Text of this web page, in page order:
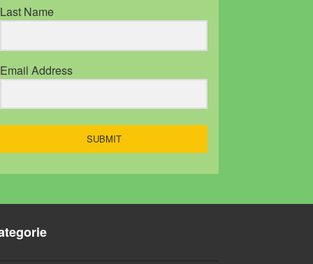
Last Name
Email Address
SUBMIT